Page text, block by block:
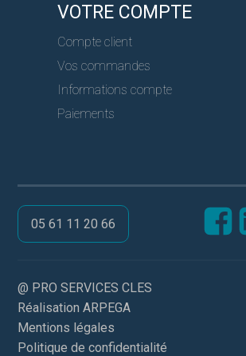
VOTRE COMPTE
Compte client
Vos commandes
Informations compte
Paiements
05 61 11 20 66
@ PRO SERVICES CLES
Réalisation ARPEGA
Mentions légales
Politique de confidentialité